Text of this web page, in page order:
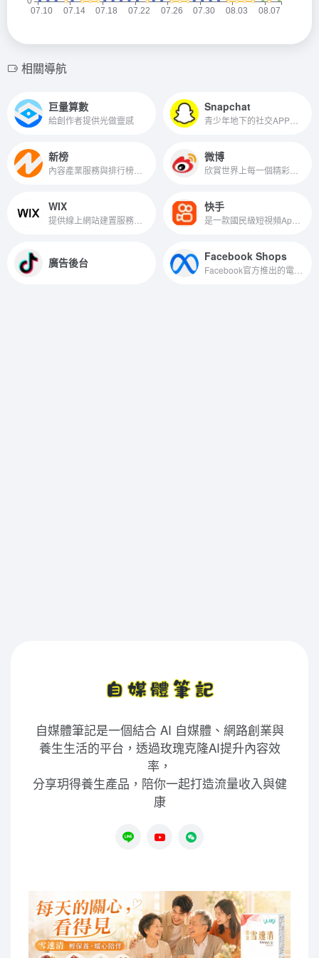
相關導航
巨量算數
給創作者提供光做靈感
Snapchat
新榜 微博
WIX 快手
廣告後台 Facebook Shops
自媒體筆記是一個結合 AI 自媒體、網路創業與
養生生活的平台，透過玫瑰克隆AI提升內容效
率，
分享玥得養生產品，陪你一起打造流量收入與健
康